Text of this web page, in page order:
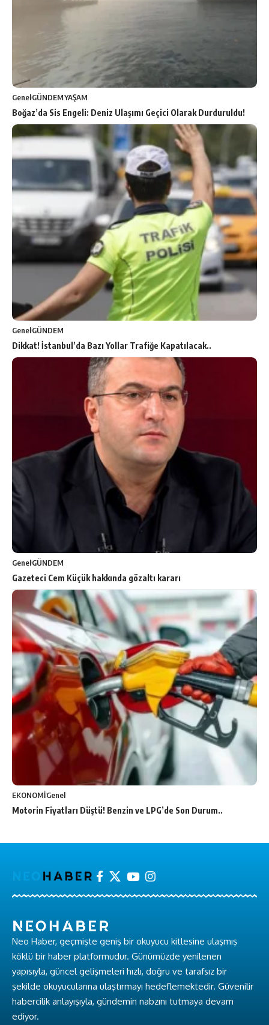
GenelGÜNDEMYAŞAM
Boğaz’da Sis Engeli: Deniz Ulaşımı Geçici Olarak Durduruldu!
GenelGÜNDEM
Dikkat! İstanbul’da Bazı Yollar Trafiğe Kapatılacak..
GenelGÜNDEM
Gazeteci Cem Küçük hakkında gözaltı kararı
EKONOMİGenel
Motorin Fiyatları Düştü! Benzin ve LPG’de Son Durum..
Neo Haber, geçmişte geniş bir okuyucu kitlesine ulaşmış
köklü bir haber platformudur. Günümüzde yenilenen
yapısıyla, güncel gelişmeleri hızlı, doğru ve tarafsız bir
şekilde okuyucularına ulaştırmayı hedeflemektedir. Güvenilir
habercilik anlayışıyla, gündemin nabzını tutmaya devam
ediyor.